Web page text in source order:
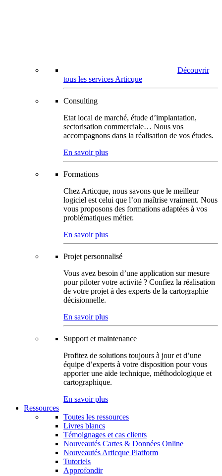
Découvrir
tous les services Articque
Consulting
Etat local de marché, étude d’implantation,
sectorisation commerciale… Nous vos
accompagnons dans la réalisation de vos études.
En savoir plus
Formations
Chez Articque, nous savons que le meilleur
logiciel est celui que l’on maîtrise vraiment. Nous
vous proposons des formations adaptées à vos
problématiques métier.
En savoir plus
Projet personnalisé
Vous avez besoin d’une application sur mesure
pour piloter votre activité ? Confiez la réalisation
de votre projet à des experts de la cartographie
décisionnelle.
En savoir plus
Support et maintenance
Profitez de solutions toujours à jour et d’une
équipe d’experts à votre disposition pour vous
apporter une aide technique, méthodologique et
cartographique.
En savoir plus
Ressources
Toutes les ressources
Livres blancs
Témoignages et cas clients
Nouveautés Cartes & Données Online
Nouveautés Articque Platform
Tutoriels
Approfondir